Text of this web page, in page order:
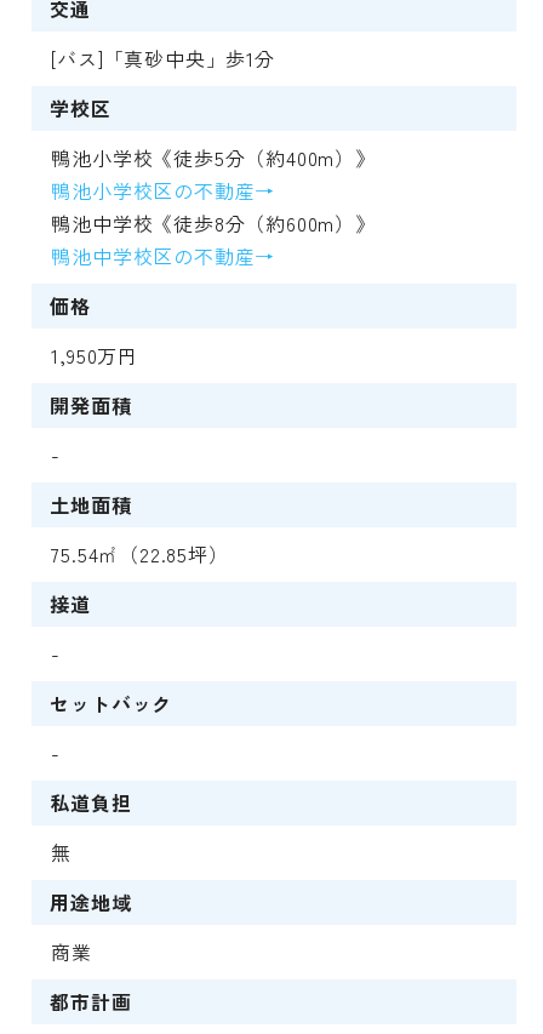
交通
[バス]「真砂中央」歩1分
学校区
鴨池小学校《徒歩5分（約400m）》
鴨池小学校区の不動産→
鴨池中学校《徒歩8分（約600m）》
鴨池中学校区の不動産→
価格
1,950万円
開発面積
-
土地面積
75.54㎡（22.85坪）
接道
-
セットバック
-
私道負担
無
用途地域
商業
都市計画